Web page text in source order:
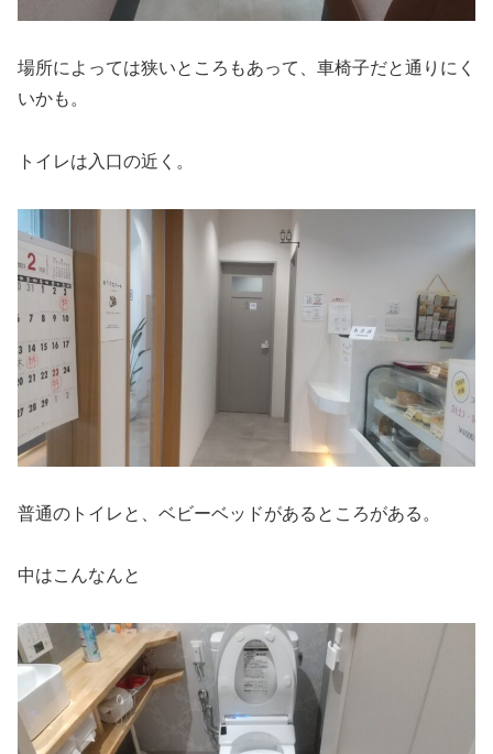
場所によっては狭いところもあって、車椅子だと通りにく
いかも。
トイレは入口の近く。
普通のトイレと、ベビーベッドがあるところがある。
中はこんなんと